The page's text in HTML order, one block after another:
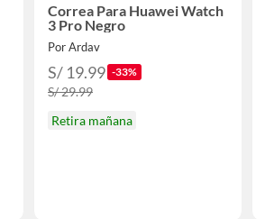
Correa Para Huawei Watch
3 Pro Negro
Por Ardav
S/ 19.99 -33%
S/ 29.99
Retira mañana